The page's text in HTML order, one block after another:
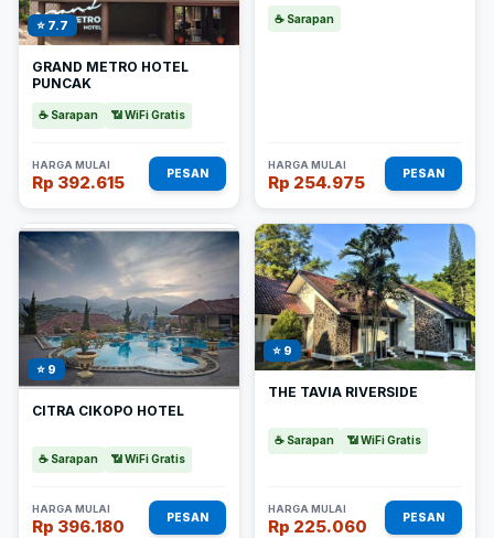
⭐ 7.7
GRAND METRO HOTEL
PUNCAK
☕ Sarapan 📶 WiFi Gratis
HARGA MULAI
Rp 392.615 PESAN
☕ Sarapan
HARGA MULAI
Rp 254.975 PESAN
⭐ 9
CITRA CIKOPO HOTEL
☕ Sarapan 📶 WiFi Gratis
HARGA MULAI
Rp 396.180 PESAN
⭐ 9
THE TAVIA RIVERSIDE
☕ Sarapan 📶 WiFi Gratis
HARGA MULAI
Rp 225.060 PESAN